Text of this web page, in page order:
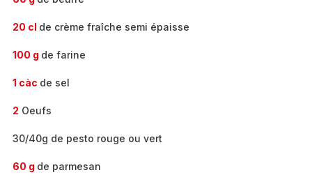
20 cl de crème fraîche semi épaisse
100 g de farine
1 càc de sel
2 Oeufs
30/40g de pesto rouge ou vert
60 g de parmesan